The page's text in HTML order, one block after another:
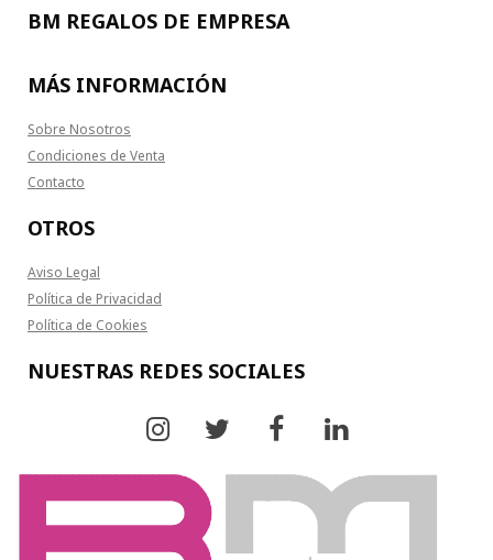
BM REGALOS DE EMPRESA
MÁS INFORMACIÓN
Sobre Nosotros
Condiciones de Venta
Contacto
OTROS
Aviso Legal
Política de Privacidad
Política de Cookies
NUESTRAS REDES SOCIALES